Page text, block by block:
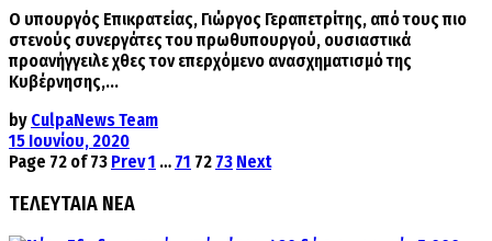
Ο υπουργός Επικρατείας, Γιώργος Γεραπετρίτης, από τους πιο
στενούς συνεργάτες του πρωθυπουργού, ουσιαστικά
προανήγγειλε χθες τον επερχόμενο ανασχηματισμό της
Κυβέρνησης,...
by CulpaNews Team
15 Ιουνίου, 2020
Page 72 of 73 Prev1 … 71 72 73 Next
ΤΕΛΕΥΤΑΙΑ ΝΕΑ